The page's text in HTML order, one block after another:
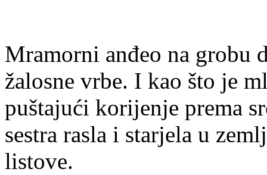
Mramorni anđeo na
žalosne vrbe. I kao što je
puštajući korijenje prema
sestra rasla i starjela u
listove.